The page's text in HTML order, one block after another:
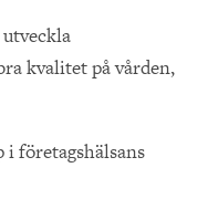
kvalitet på vården,
företagshälsans